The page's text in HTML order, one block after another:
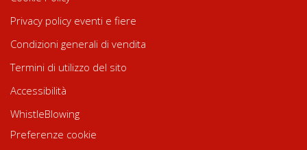
Privacy policy eventi e fiere
Condizioni generali di vendita
Termini di utilizzo del sito
Accessibilità
WhistleBlowing
Preferenze cookie